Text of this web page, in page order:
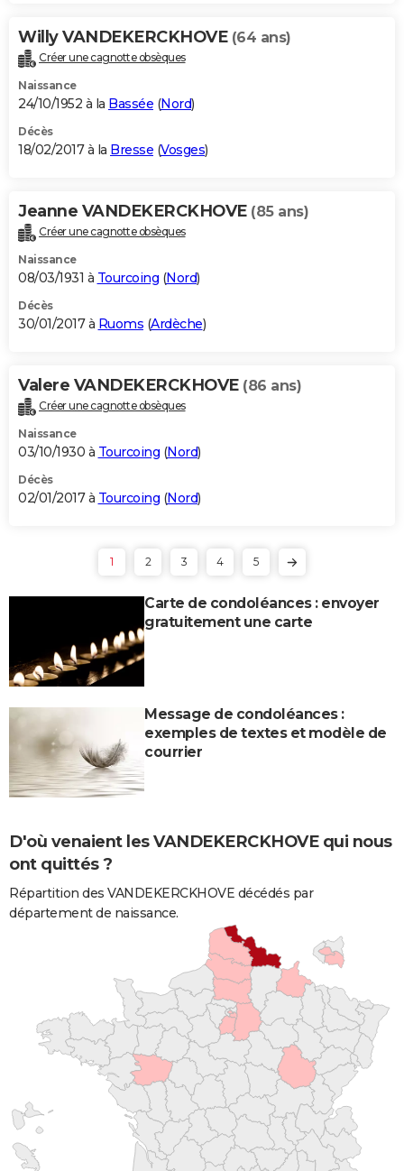
Willy VANDEKERCKHOVE (64 ans)
Créer une cagnotte obsèques
Naissance
24/10/1952 à la Bassée (Nord)
Décès
18/02/2017 à la Bresse (Vosges)
Jeanne VANDEKERCKHOVE (85 ans)
Créer une cagnotte obsèques
Naissance
08/03/1931 à Tourcoing (Nord)
Décès
30/01/2017 à Ruoms (Ardèche)
Valere VANDEKERCKHOVE (86 ans)
Créer une cagnotte obsèques
Naissance
03/10/1930 à Tourcoing (Nord)
Décès
02/01/2017 à Tourcoing (Nord)
1 2 3 4 5
Carte de condoléances : envoyer
gratuitement une carte
Message de condoléances :
exemples de textes et modèle de
courrier
D'où venaient les VANDEKERCKHOVE qui nous
ont quittés ?
Répartition des VANDEKERCKHOVE décédés par
département de naissance.